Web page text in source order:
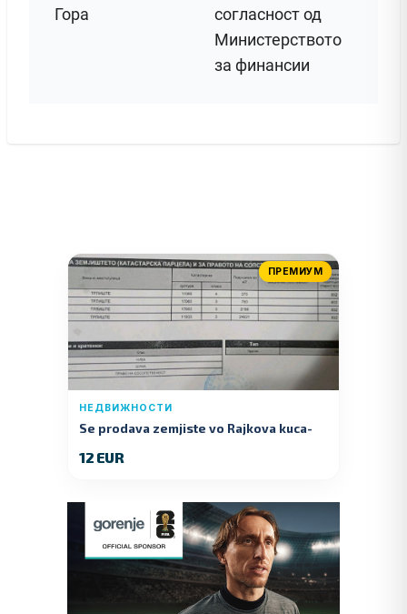
Гора
согласност од
Министерството
за финансии
ПРЕМИУМ
НЕДВИЖНОСТИ
Se prodava zemjiste vo Rajkova kuca-
12 EUR